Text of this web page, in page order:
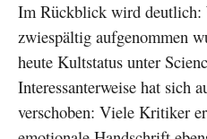
Im Rückblick wird deutlich:
zwiespältig aufgenommen
heute Kultstatus unter
Interessanterweise hat sich
verschoben: Viele Kritiker